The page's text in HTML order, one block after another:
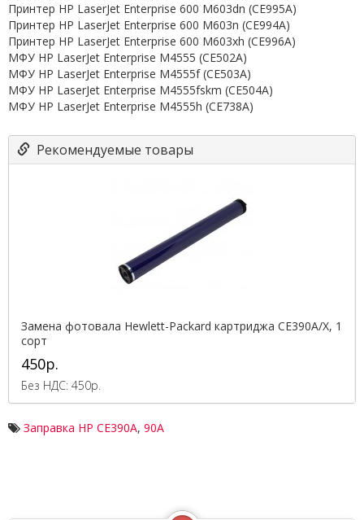
Принтер HP LaserJet Enterprise 600 M603dn (CE995A)
Принтер HP LaserJet Enterprise 600 M603n (CE994A)
Принтер HP LaserJet Enterprise 600 M603xh (CE996A)
МФУ HP LaserJet Enterprise M4555 (CE502A)
МФУ HP LaserJet Enterprise M4555f (CE503A)
МФУ HP LaserJet Enterprise M4555fskm (CE504A)
МФУ HP LaserJet Enterprise M4555h (CE738A)
Рекомендуемые товары
Замена фотовала Hewlett-Packard картриджа CE390A/X, 1
сорт
450р.
Без НДС: 450р.
Заправка HP CE390A, 90A